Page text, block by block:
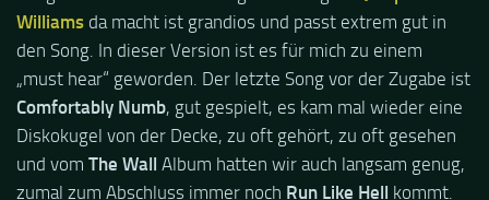
Williams da macht ist grandios und passt extrem gut in
den Song. In dieser Version ist es für mich zu einem
„must hear“ geworden. Der letzte Song vor der Zugabe ist
Comfortably Numb, gut gespielt, es kam mal wieder eine
Diskokugel von der Decke, zu oft gehört, zu oft gesehen
und vom The Wall Album hatten wir auch langsam genug,
zumal zum Abschluss immer noch Run Like Hell kommt.